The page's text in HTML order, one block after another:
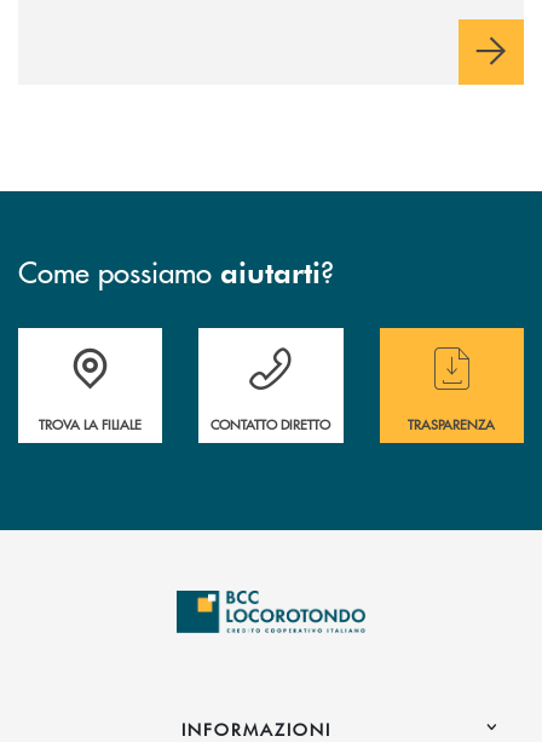
Come possiamo aiutarti?
Accedi all' elenco completo delle filiali
TROVA LA FILIALE
Hai bisogno di assistenza immediata ?
CONTATTO DIRETTO
Hai bisogno di
TRASPARENZA
INFORMAZIONI